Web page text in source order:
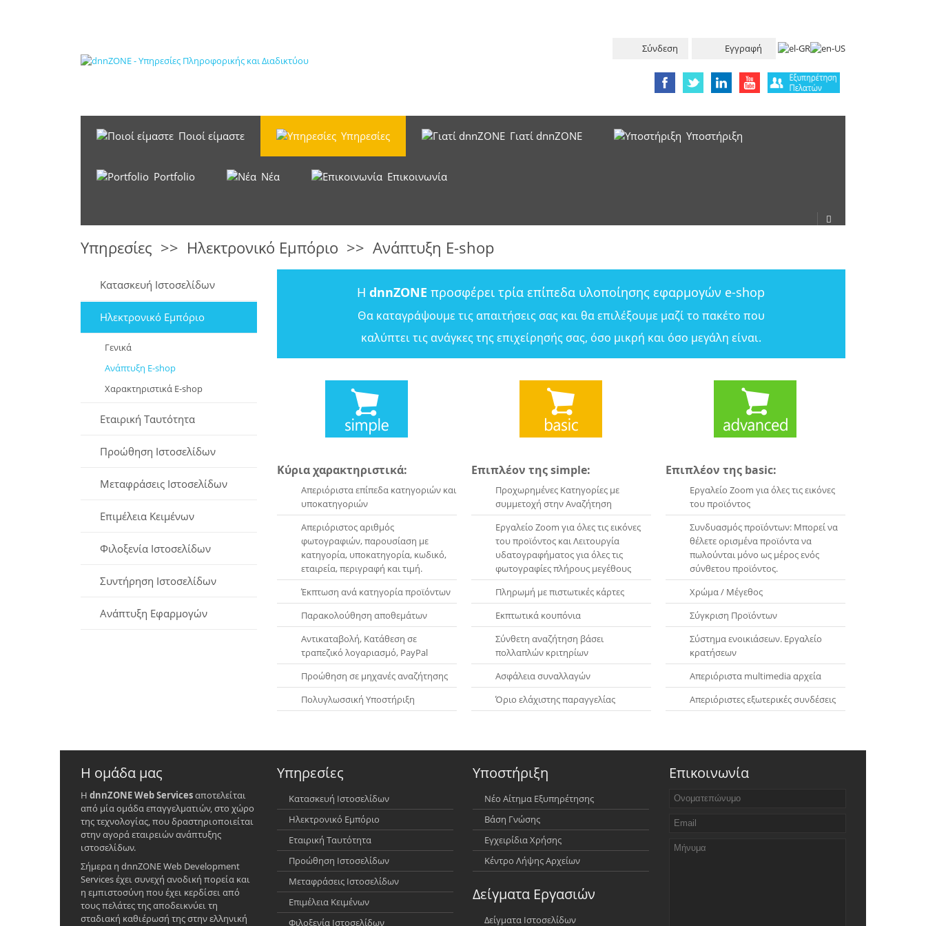
Σύνδεση Εγγραφή
Ποιοί είμαστε Υπηρεσίες Γιατί dnnZONE Υπoστήριξη
Portfolio Νέα Επικοινωνία
Υπηρεσίες >> Ηλεκτρονικό Εμπόριο >> Ανάπτυξη E-shop
Κατασκευή Ιστοσελίδων
Ηλεκτρονικό Εμπόριο
Γενικά
Ανάπτυξη E-shop
Χαρακτηριστικά E-shop
Εταιρική Ταυτότητα
Προώθηση Ιστοσελίδων
Μεταφράσεις Ιστοσελίδων
Επιμέλεια Κειμένων
Φιλοξενία Ιστοσελίδων
Συντήρηση Ιστοσελίδων
Ανάπτυξη Εφαρμογών
ΗdnnZONE προσφέρει τρία επίπεδα υλοποίησης εφαρμογών e-shop
Θα καταγράψουμε τις απαιτήσεις σας και θα επιλέξουμε μαζί το πακέτο που
καλύπτει τις ανάγκες της επιχείρησής σας, όσο μικρή και όσο μεγάλη είναι.
Κύρια χαρακτηριστικά:
Απεριόριστα επίπεδα κατηγοριών και
υποκατηγοριών
Απεριόριστος αριθμός
φωτογραφιών, παρουσίαση με
κατηγορία, υποκατηγορία, κωδικό,
εταιρεία, περιγραφή και τιμή.
Έκπτωση ανά κατηγορία προϊόντων
Παρακολούθηση αποθεμάτων
Αντικαταβολή, Κατάθεση σε
τραπεζικό λογαριασμό, PayPal
Προώθηση σε μηχανές αναζήτησης
Πολυγλωσσική Υποστήριξη
Επιπλέον της simple:
Προχωρημένες Κατηγορίες με
συμμετοχή στην Αναζήτηση
Εργαλείο Zoom για όλες τις εικόνες
του προϊόντος και Λειτουργία
υδατογραφήματος για όλες τις
φωτογραφίες πλήρους μεγέθους
Πληρωμή με πιστωτικές κάρτες
Εκπτωτικά κουπόνια
Σύνθετη αναζήτηση βάσει
πολλαπλών κριτηρίων
Ασφάλεια συναλλαγών
Όριο ελάχιστης παραγγελίας
Επιπλέον της basic:
Εργαλείο Zoom για όλες τις εικόνες
του προϊόντος
Συνδυασμός προϊόντων: Μπορεί να
θέλετε ορισμένα προϊόντα να
πωλούνται μόνο ως μέρος ενός
σύνθετου προϊόντος.
Χρώμα / Μέγεθος
Σύγκριση Προϊόντων
Σύστημα ενοικιάσεων. Εργαλείο
κρατήσεων
Απεριόριστα multimedia αρχεία
Απεριόριστες εξωτερικές συνδέσεις
Η ομάδα μας
Η dnnZONE Web Servicesαποτελείται
από μία ομάδα επαγγελματιών, στο χώρο
της τεχνολογίας, που δραστηριοποιείται
στην αγορά εταιρειών ανάπτυξης
ιστοσελίδων.
Σήμερα η dnnZONE Web Development
Services έχει συνεχή ανοδική πορεία και
η εμπιστοσύνη που έχει κερδίσει από
τους πελάτες της αποδεικνύει τη
σταδιακή καθιέρωσή της στην ελληνική
Υπηρεσίες
Κατασκευή Ιστοσελίδων
Ηλεκτρονικό Εμπόριο
Εταιρική Ταυτότητα
Προώθηση Ιστοσελίδων
Μεταφράσεις Ιστοσελίδων
Επιμέλεια Κειμένων
Φιλοξενία Ιστοσελίδων
Υποστήριξη
Νέο Αίτημα Εξυπηρέτησης
Βάση Γνώσης
Εγχειρίδια Χρήσης
Κέντρο Λήψης Αρχείων
Δείγματα Εργασιών
Δείγματα Ιστοσελίδων
Επικοινωνία